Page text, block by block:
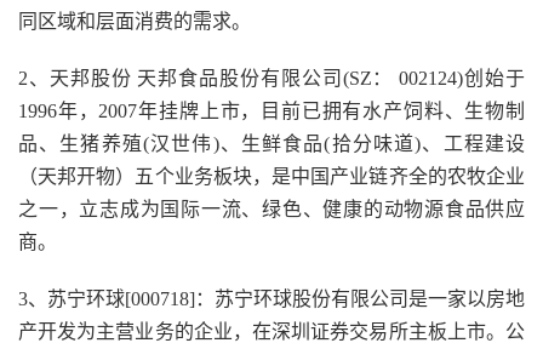
同区域和层面消费的需求。
2、天邦股份 天邦食品股份有限公司(SZ： 002124)创始于
1996年，2007年挂牌上市，目前已拥有水产饲料、生物制
品、生猪养殖(汉世伟)、生鲜食品(拾分味道)、工程建设
（天邦开物）五个业务板块，是中国产业链齐全的农牧企业
之一，立志成为国际一流、绿色、健康的动物源食品供应
商。
3、苏宁环球[000718]：苏宁环球股份有限公司是一家以房地
产开发为主营业务的企业，在深圳证券交易所主板上市。公